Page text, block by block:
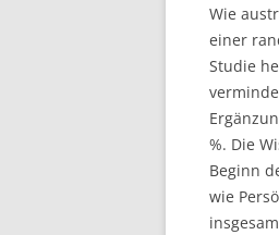
Wie
einer
Studie
%. Die
Beginn
wie